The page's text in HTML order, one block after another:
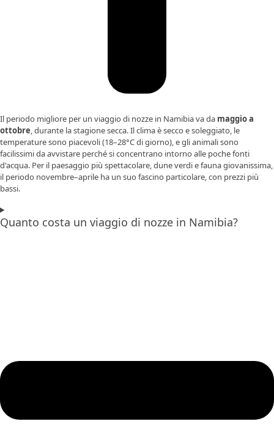
Il periodo migliore per un viaggio di nozze in Namibia va da maggio a
ottobre, durante la stagione secca. Il clima è secco e soleggiato, le
temperature sono piacevoli (18–28°C di giorno), e gli animali sono
facilissimi da avvistare perché si concentrano intorno alle poche fonti
d'acqua. Per il paesaggio più spettacolare, dune verdi e fauna giovanissima,
il periodo novembre–aprile ha un suo fascino particolare, con prezzi più
bassi.
Quanto costa un viaggio di nozze in Namibia?